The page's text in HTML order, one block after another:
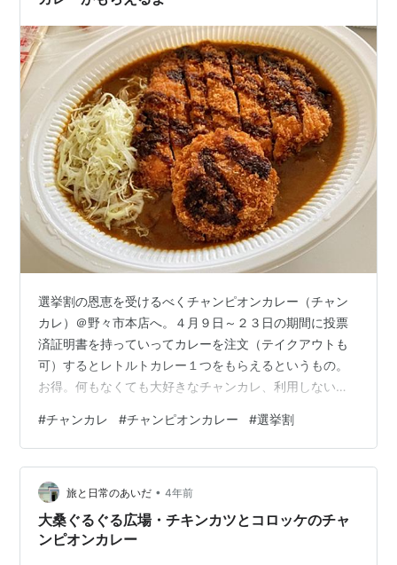
選挙割の恩恵を受けるべくチャンピオンカレー（チャン
カレ）＠野々市本店へ。４月９日～２３日の期間に投票
済証明書を持っていってカレーを注文（テイクアウトも
可）するとレトルトカレー１つをもらえるというもの。
お得。何もなくても大好きなチャンカレ、利用しない手
挙 テイクアウトのカレーはこちら。オプションのシール
がいっぱい。子どもとシェアするときは ・ごはんレギュ
ラーサイズ、甘口に変更、カレー増量 というのが我が家
の正解になっている。ちなみにチャンカレのごはん量
は、ミニ180g、レギュラー300g、ジャンボ450g（一般
的なお茶碗１杯が約150g…
#チャンカレ #チャンピオンカレー #選挙割
旅と日常のあいだ • 4年前
大桑ぐるぐる広場・チキンカツとコロッケのチャ
ンピオンカレー